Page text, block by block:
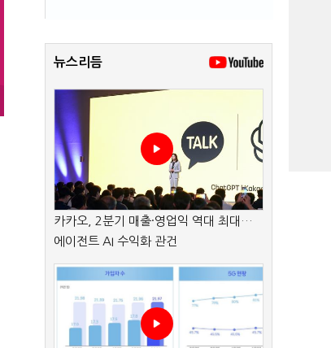
뉴스리듬
카카오, 2분기 매출·영업익 역대 최대…
에이전트 AI 수익화 관건